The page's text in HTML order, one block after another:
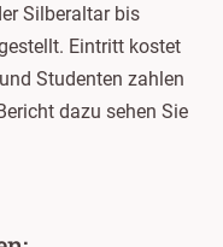
Silberaltar bis
Eintritt kostet
Studenten zahlen
dazu sehen Sie